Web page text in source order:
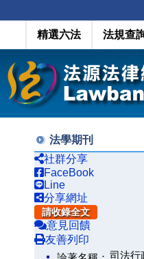
精選六法 法規查
法學期刊
社群分享
FaceBook
Line
分享網址
請收錄全文
意見回饋
友善列印
司法行